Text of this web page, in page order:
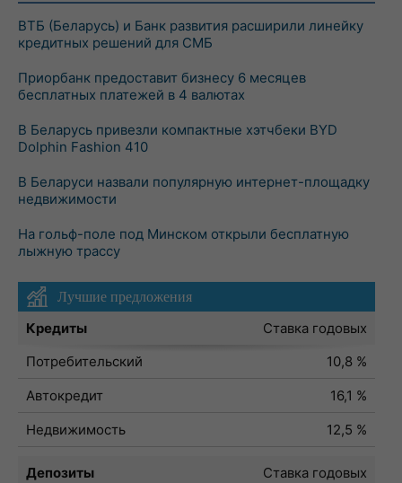
ВТБ (Беларусь) и Банк развития расширили линейку
кредитных решений для СМБ
Приорбанк предоставит бизнесу 6 месяцев
бесплатных платежей в 4 валютах
В Беларусь привезли компактные хэтчбеки BYD
Dolphin Fashion 410
В Беларуси назвали популярную интернет-площадку
недвижимости
На гольф-поле под Минском открыли бесплатную
лыжную трассу
Лучшие предложения
Кредиты
Ставка годовых
Потребительский
10,8 %
Автокредит
16,1 %
Недвижимость
12,5 %
Депозиты
Ставка годовых